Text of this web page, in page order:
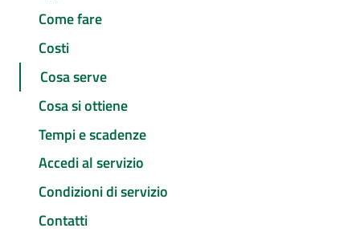
Come fare
Costi
Cosa serve
Cosa si ottiene
Tempi e scadenze
Accedi al servizio
Condizioni di servizio
Contatti